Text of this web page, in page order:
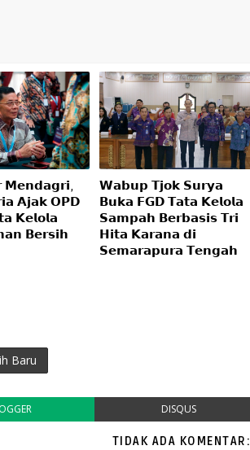
𝗠𝗲𝗻𝗱𝗮𝗴𝗿𝗶,
𝗔𝗷𝗮𝗸 𝗢𝗣𝗗
𝗞𝗲𝗹𝗼𝗹𝗮
𝗕𝗲𝗿𝘀𝗶𝗵
𝗪𝗮𝗯𝘂𝗽 𝗧𝗷𝗼𝗸 𝗦𝘂𝗿𝘆𝗮
𝗕𝘂𝗸𝗮 𝗙𝗚𝗗 𝗧𝗮𝘁𝗮 𝗞𝗲𝗹𝗼𝗹𝗮
𝗦𝗮𝗺𝗽𝗮𝗵 𝗕𝗲𝗿𝗯𝗮𝘀𝗶𝘀 𝗧𝗿𝗶
𝗛𝗶𝘁𝗮 𝗞𝗮𝗿𝗮𝗻𝗮 𝗱𝗶
𝗦𝗲𝗺𝗮𝗿𝗮𝗽𝘂𝗿𝗮 𝗧𝗲𝗻𝗴𝗮𝗵
Baru
DISQUS
TIDAK ADA KOMENTAR: